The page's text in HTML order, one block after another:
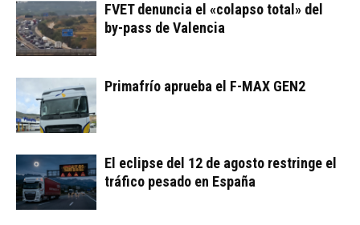
FVET denuncia el «colapso total» del
by-pass de Valencia
Primafrío aprueba el F-MAX GEN2
El eclipse del 12 de agosto restringe el
tráfico pesado en España